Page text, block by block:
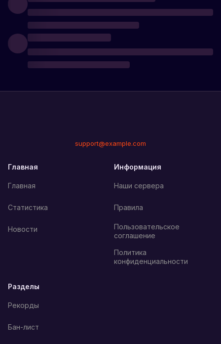
support@example.com
Главная
Главная
Статистика
Новости
Информация
Наши сервера
Правила
Пользовательское
соглашение
Политика
конфиденциальности
Разделы
Рекорды
Бан-лист